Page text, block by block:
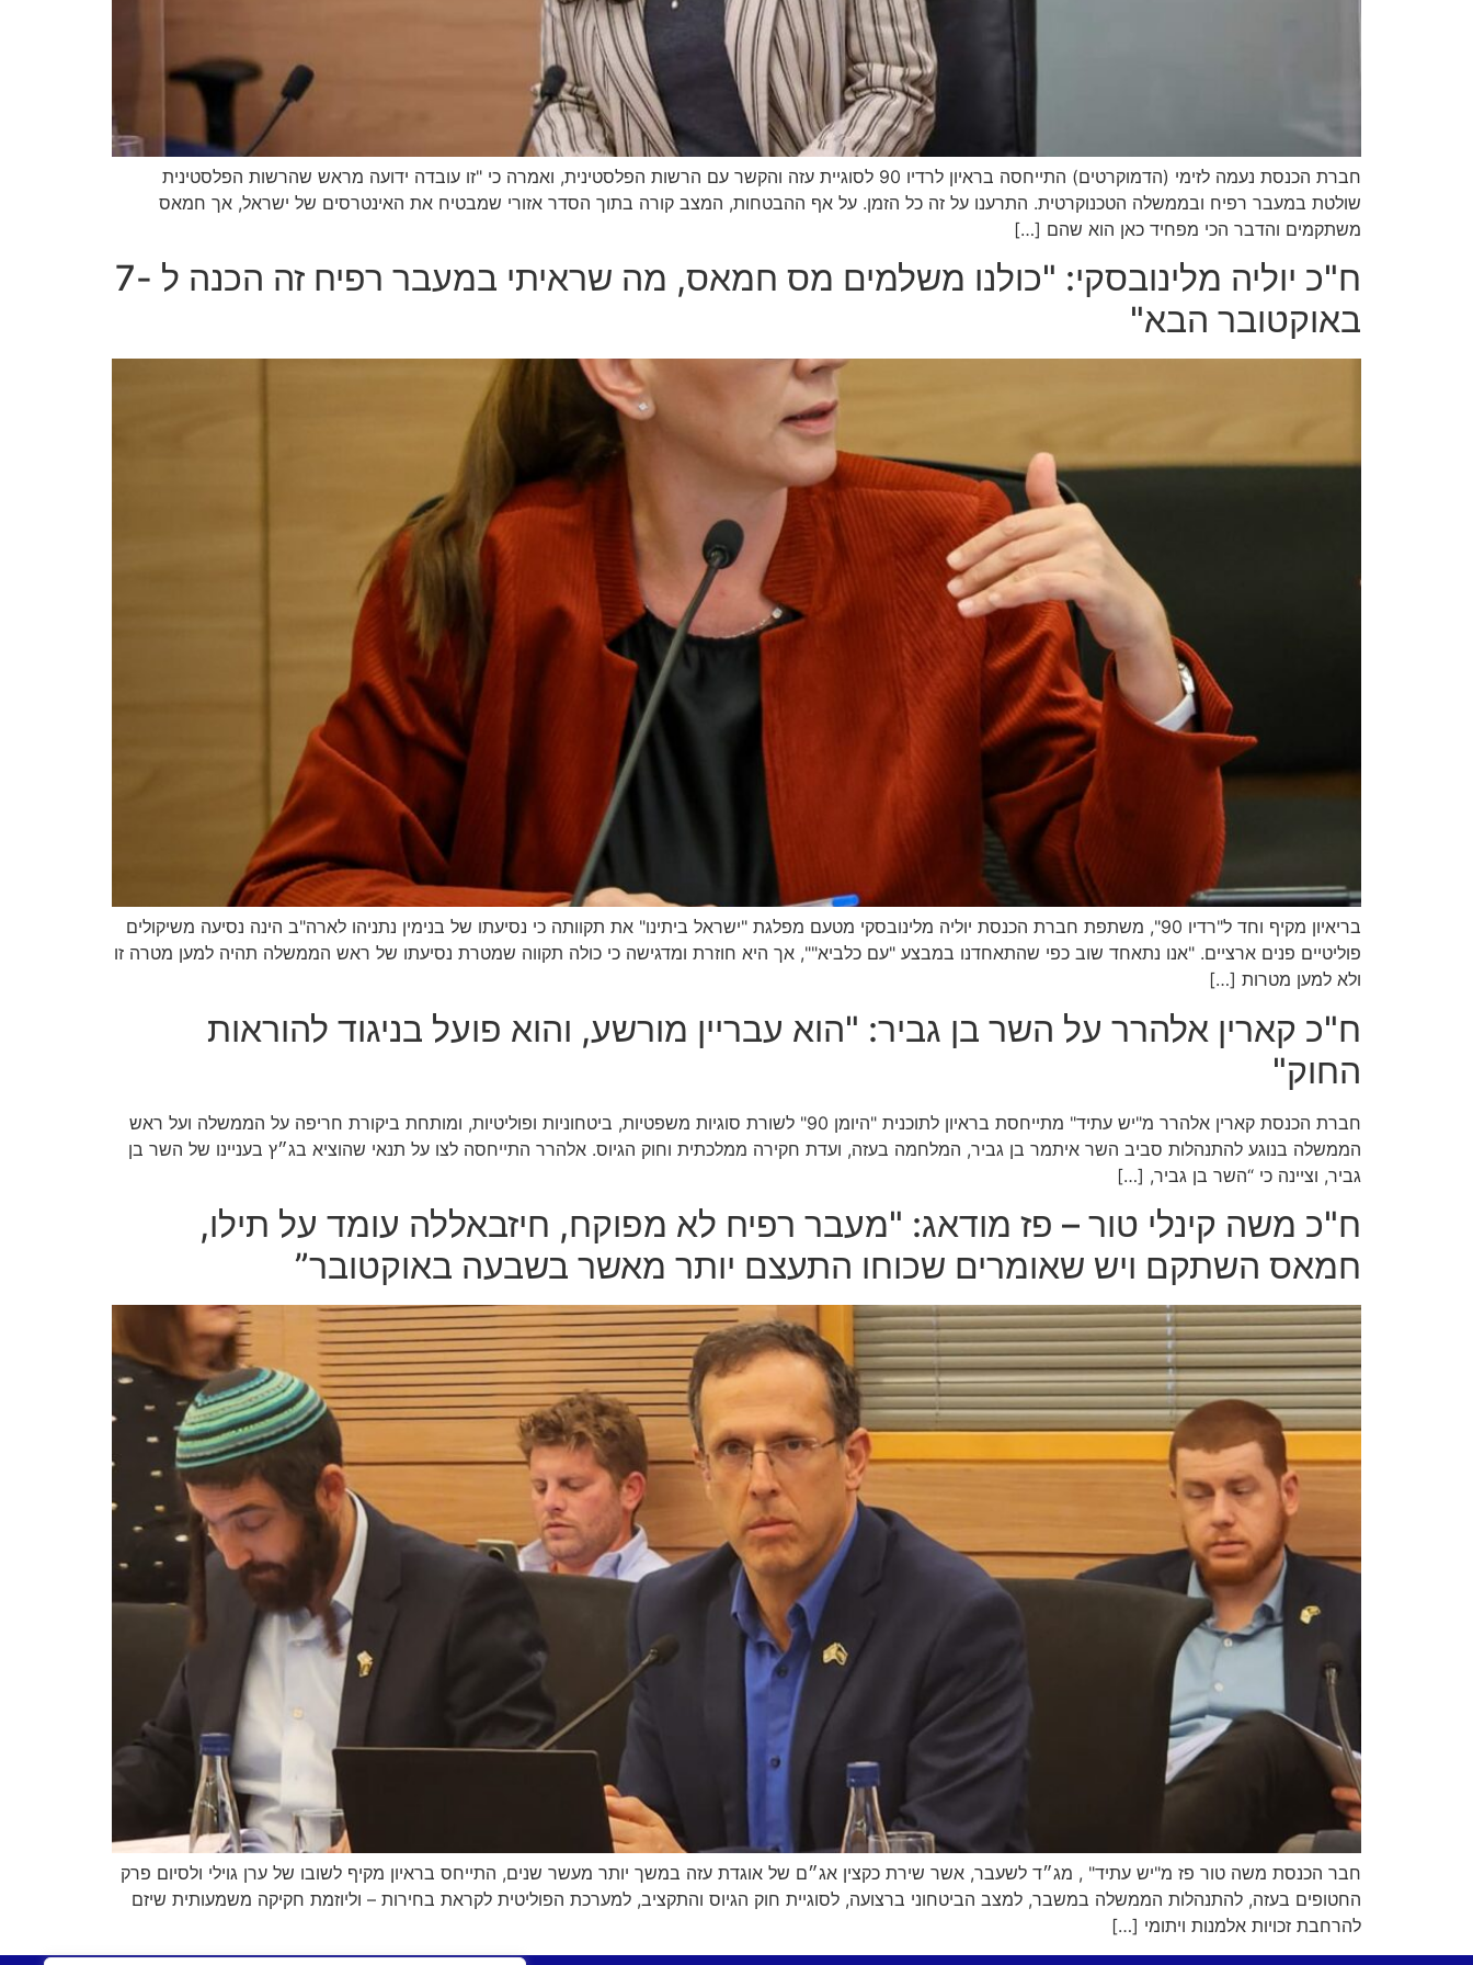
חברת הכנסת נעמה לזימי (הדמוקרטים) התייחסה בראיון לרדיו 90 לסוגיית עזה והקשר עם הרשות הפלסטינית, ואמרה כי "זו עובדה ידועה מראש שהרשות הפלסטינית
שולטת במעבר רפיח ובממשלה הטכנוקרטית. התרענו על זה כל הזמן. על אף ההבטחות, המצב קורה בתוך הסדר אזורי שמבטיח את האינטרסים של ישראל, אך חמאס
משתקמים והדבר הכי מפחיד כאן הוא שהם […]
ח"כ יוליה מלינובסקי: "כולנו משלמים מס חמאס, מה שראיתי במעבר רפיח זה הכנה ל -7
באוקטובר הבא"
בריאיון מקיף וחד ל"רדיו 90", משתפת חברת הכנסת יוליה מלינובסקי מטעם מפלגת "ישראל ביתינו" את תקוותה כי נסיעתו של בנימין נתניהו לארה"ב הינה נסיעה משיקולים
פוליטיים פנים ארציים. "אנו נתאחד שוב כפי שהתאחדנו במבצע "עם כלביא"", אך היא חוזרת ומדגישה כי כולה תקווה שמטרת נסיעתו של ראש הממשלה תהיה למען מטרה זו
ולא למען מטרות […]
ח"כ קארין אלהרר על השר בן גביר: "הוא עבריין מורשע, והוא פועל בניגוד להוראות
החוק"
חברת הכנסת קארין אלהרר מ"יש עתיד" מתייחסת בראיון לתוכנית "היומן 90" לשורת סוגיות משפטיות, ביטחוניות ופוליטיות, ומותחת ביקורת חריפה על הממשלה ועל ראש
הממשלה בנוגע להתנהלות סביב השר איתמר בן גביר, המלחמה בעזה, ועדת חקירה ממלכתית וחוק הגיוס. אלהרר התייחסה לצו על תנאי שהוציא בג״ץ בעניינו של השר בן
גביר, וציינה כי “השר בן גביר, […]
ח"כ משה קינלי טור – פז מודאג: "מעבר רפיח לא מפוקח, חיזבאללה עומד על תילו,
חמאס השתקם ויש שאומרים שכוחו התעצם יותר מאשר בשבעה באוקטובר”
חבר הכנסת משה טור פז מ"יש עתיד" , מג״ד לשעבר, אשר שירת כקצין אג״ם של אוגדת עזה במשך יותר מעשר שנים, התייחס בראיון מקיף לשובו של ערן גוילי ולסיום פרק
החטופים בעזה, להתנהלות הממשלה במשבר, למצב הביטחוני ברצועה, לסוגיית חוק הגיוס והתקציב, למערכת הפוליטית לקראת בחירות – וליוזמת חקיקה משמעותית שיזם
להרחבת זכויות אלמנות ויתומי […]